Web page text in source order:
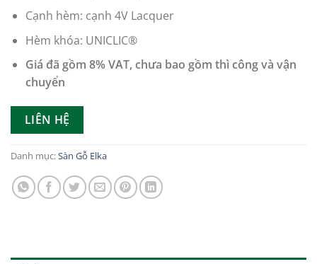
Cạnh hèm: cạnh 4V Lacquer
Hèm khóa: UNICLIC®
Giá đã gồm 8% VAT, chưa bao gồm thì công và vận
chuyển
LIÊN HỆ
Danh mục:Sàn Gỗ Elka